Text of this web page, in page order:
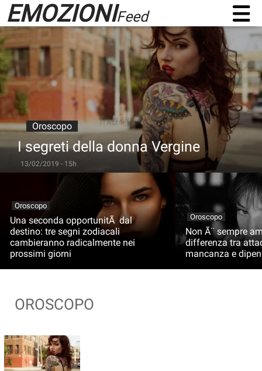
EMOZIONIFeed
Oroscopo
I segreti della donna Vergine
13/02/2019 - 15h
Oroscopo
Una seconda opportunitÃ dal
destino: tre segni zodiacali
cambieranno radicalmente nei
prossimi giorni
Oroscopo
Non Ã¨ sempre
differenza tra
mancanza e
OROSCOPO